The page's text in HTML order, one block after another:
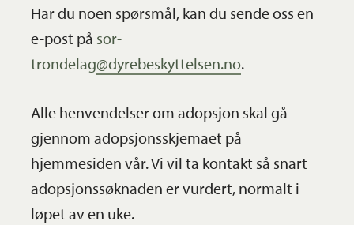
Har du noen spørsmål, kan du sende oss en
e-post på sor-
trondelag@dyrebeskyttelsen.no.
Alle henvendelser om adopsjon skal gå
gjennom adopsjonsskjemaet på
hjemmesiden vår. Vi vil ta kontakt så snart
adopsjonssøknaden er vurdert, normalt i
løpet av en uke.